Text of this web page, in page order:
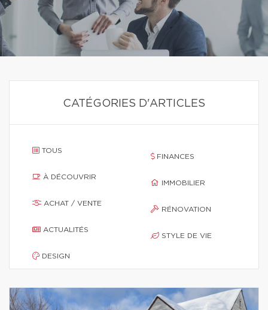
CATÉGORIES D'ARTICLES
TOUS
À DÉCOUVRIR
ACHAT / VENTE
ACTUALITÉS
DESIGN
FINANCES
IMMOBILIER
RÉNOVATION
STYLE DE VIE